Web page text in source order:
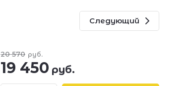
Следующий
20 570 руб.
19 450 руб.